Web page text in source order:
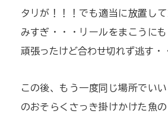
タリが！！！でも適当に放置し
みすぎ・・・リールをまこうにも
頑張ったけど合わせ切れず逃す・
この後、もう一度同じ場所でい
のおそらくさっき掛けかけた魚